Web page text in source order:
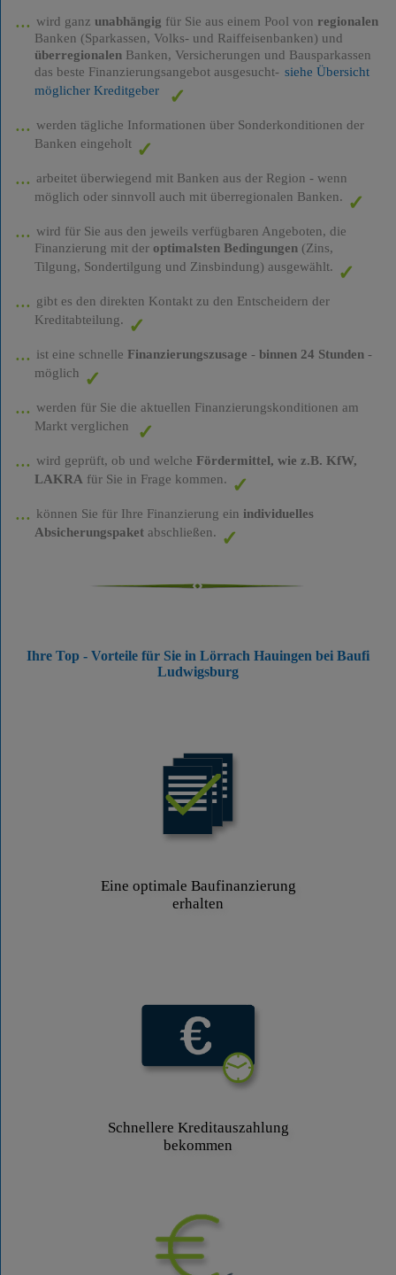
wird ganz unabhängig für Sie aus einem Pool von regionalen
Banken (Sparkassen, Volks- und Raiffeisenbanken) und
überregionalenBanken, Versicherungen und Bausparkassen
das beste Finanzierungsangebot ausgesucht- siehe Übersicht
möglicher Kreditgeber
werden tägliche Informationen über Sonderkonditionen der
Banken eingeholt
arbeitet überwiegend mit Banken aus der Region - wenn
möglich oder sinnvoll auch mit überregionalen Banken.
wird für Sie aus den jeweils verfügbaren Angeboten, die
Finanzierung mit der optimalsten Bedingungen(Zins,
Tilgung, Sondertilgung und Zinsbindung) ausgewählt.
gibt es den direkten Kontakt zu den Entscheidern der
Kreditabteilung.
ist eine schnelle Finanzierungszusage - binnen 24 Stunden-
möglich
werden für Sie die aktuellen Finanzierungskonditionen am
Markt verglichen
wird geprüft, ob und welche Fördermittel, wie z.B. KfW,
LAKRA für Sie in Frage kommen.
können Sie für Ihre Finanzierung ein individuelles
Absicherungspaketabschließen.
Ihre Top - Vorteile für Sie in Lörrach Hauingen bei Baufi
Ludwigsburg
Eine optimale Baufinanzierung
erhalten
Schnellere Kreditauszahlung
bekommen